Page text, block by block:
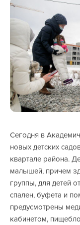
Сегодня в
новых детских
квартале района.
малышей, причем
группы, для детей
спален, буфета и
предусмотрены
кабинетом,